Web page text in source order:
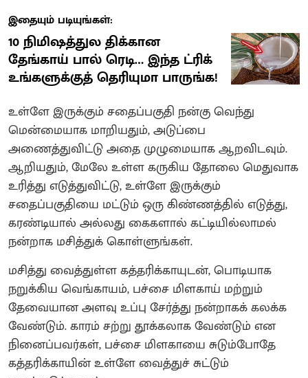
இதையும் படியுங்கள்:
10 நிமிஷத்துல திக்கான
தேங்காய் பால் ரெடி… இந்த ட்ரிக்
உங்களுக்குத் தெரியுமா பாருங்க!
உள்ளே இருக்கும் சதைப்பகுதி நன்கு வெந்து
மென்மையாக மாறியதும், அடுப்பை
அணைத்துவிட்டு அதை முழுமையாக ஆறவிடவும்.
ஆறியதும், மேலே உள்ள கருகிய தோலை மெதுவாக
உரித்து எடுத்துவிட்டு, உள்ளே இருக்கும்
சதைப்பகுதியை மட்டும் ஒரு கிண்ணத்தில் எடுத்து,
கரண்டியால் அல்லது கைகளால் கட்டியில்லாமல்
நன்றாக மசித்துக் கொள்ளுங்கள்.
மசித்து வைத்துள்ள கத்தரிக்காயுடன், பொடியாக
நறுக்கிய வெங்காயம், பச்சை மிளகாய் மற்றும்
தேவையான அளவு உப்பு சேர்த்து நன்றாகக் கலக்க
வேண்டும். காரம் சற்று தூக்கலாக வேண்டும் என
நினைப்பவர்கள், பச்சை மிளகாயை சுடும்போதே
கத்தரிக்காயின் உள்ளே வைத்துச் சுட்டும்